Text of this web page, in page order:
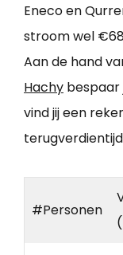
Eneco en
stroom wel
Aan de hand
Hachy bespaar
vind jij een
#Personen